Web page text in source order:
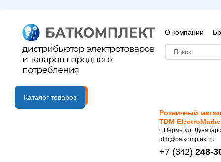
О компании
B2B портал
Каталог товаров
Розничный
TDM
г. Пермь, ул.
tdm@batkomplekt.ru
+7 (342) 248-